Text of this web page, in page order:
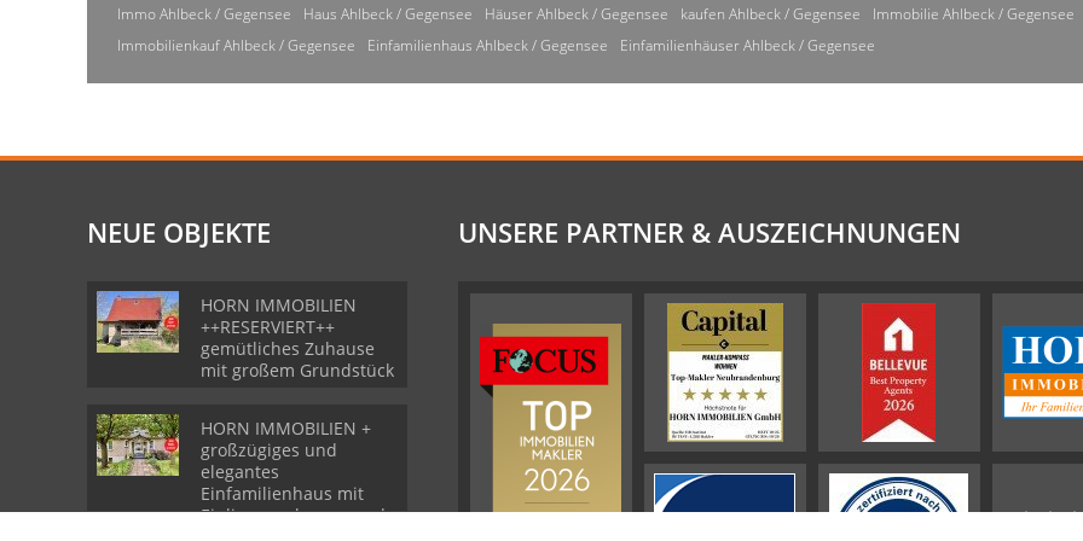
Immo Ahlbeck / Gegensee Haus Ahlbeck / Gegensee Häuser Ahlbeck / Gegensee kaufen Ahlbeck / Gegensee
Immobilie Ahlbeck / Gegensee
Immobilienkauf Ahlbeck / Gegensee
Einfamilienhaus Ahlbeck / Gegensee Einfamilienhäuser Ahlbeck / Gegensee
NEUE OBJEKTE
HORN IMMOBILIEN
++RESERVIERT++
gemütliches Zuhause
mit großem Grundstück
HORN IMMOBILIEN +
großzügiges und
elegantes
Einfamilienhaus mit
Einliegerwohnung und
UNSERE PARTNER & AUSZEICHNUNGEN